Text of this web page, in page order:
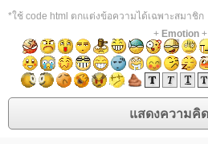
*ใช้ code html ตกแต่งข้อความได้เฉพาะสมาชิก
+ Emotion+